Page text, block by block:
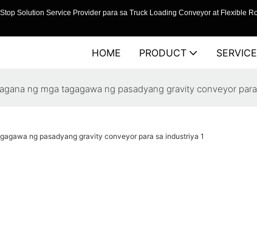
Solution Service Provider para sa Truck Loading Conveyor at Flexible
HOME PRODUCT SERVICE
ng mga tagagawa ng pasadyang gravity conveyor